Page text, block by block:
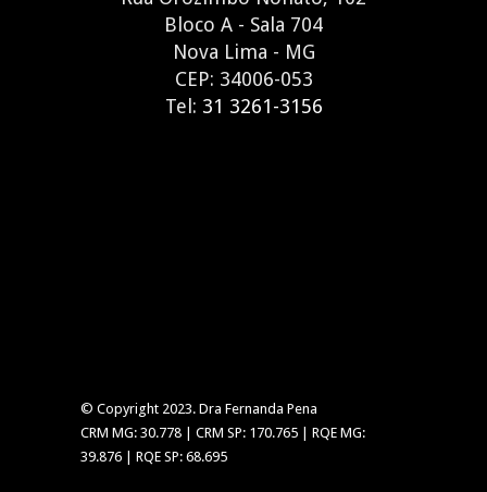
Bloco A - Sala 704
Nova Lima - MG
CEP: 34006-053
Tel: 31 3261-3156
© Copyright 2023. Dra Fernanda Pena
CRM MG: 30.778 | CRM SP: 170.765 | RQE MG:
39.876 | RQE SP: 68.695